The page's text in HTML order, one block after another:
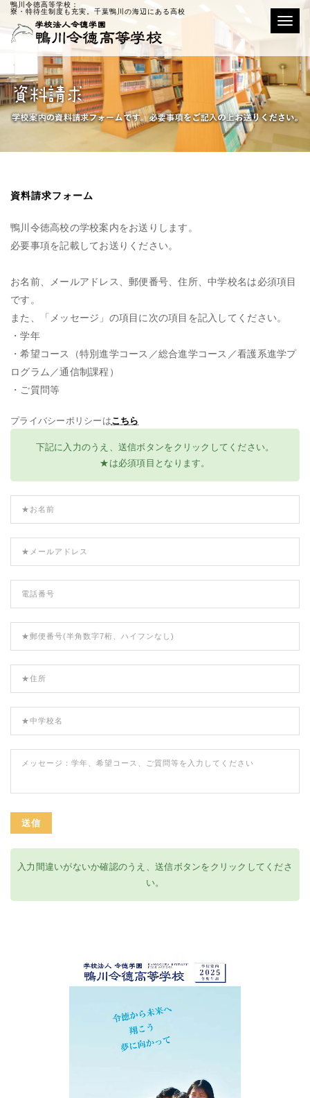
鴨川令徳高等学校：
寮・特待生制度も充実。千葉鴨川の海辺にある高校
資料請求フォーム
鴨川令徳高校の学校案内をお送りします。
必要事項を記載してお送りください。
お名前、メールアドレス、郵便番号、住所、中学校名は必須項目
です。
また、「メッセージ」の項目に次の項目を記入してください。
・学年
・希望コース（特別進学コース／総合進学コース／看護系進学プ
ログラム／通信制課程）
・ご質問等
プライバシーポリシーはこちら
下記に入力のうえ、送信ボタンをクリックしてください。
★は必須項目となります。
送信
入力間違いがないか確認のうえ、送信ボタンをクリックしてくださ
い。